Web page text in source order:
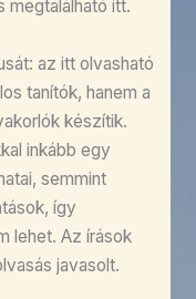
megtalálható itt.
az itt olvasható
tanítók, hanem a
készítik.
inkább egy
semmint
így
lehet. Az írások
javasolt.